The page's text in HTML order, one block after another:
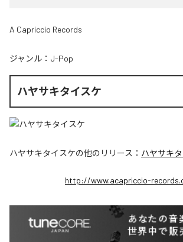
A Capriccio Records
ジャンル： J-Pop
ハヤサキタイスケ
ハヤサキタイスケの他のリリース： ハヤサキ
http://www.acapriccio-